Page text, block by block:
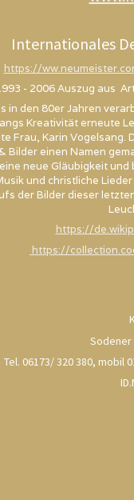
Internationales
https://
- 2006 Auszug aus
in den 80er Jahren
Kreativität erneute
Frau, Karin
Bilder einen Namen
neue Gläubigkeit
und christliche
der Bilder dieser
https://
https://
Sodener
Tel. 06173/ 320 380, mobil